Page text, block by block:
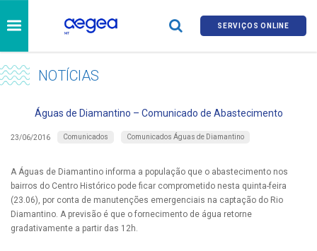
SERVIÇOS ONLINE
NOTÍCIAS
Águas de Diamantino – Comunicado de Abastecimento
23/06/2016 Comunicados Comunicados Águas de Diamantino
A Águas de Diamantino informa a população que o abastecimento nos
bairros do Centro Histórico pode ficar comprometido nesta quinta-feira
(23.06), por conta de manutenções emergenciais na captação do Rio
Diamantino. A previsão é que o fornecimento de água retorne
gradativamente a partir das 12h.